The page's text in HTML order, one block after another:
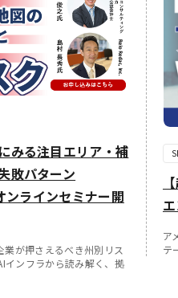
みる注目エリア・補
敗パターン
ラインセミナー開
が押さえるべき州別リス
インフラから読み解く、拠
ア
テ